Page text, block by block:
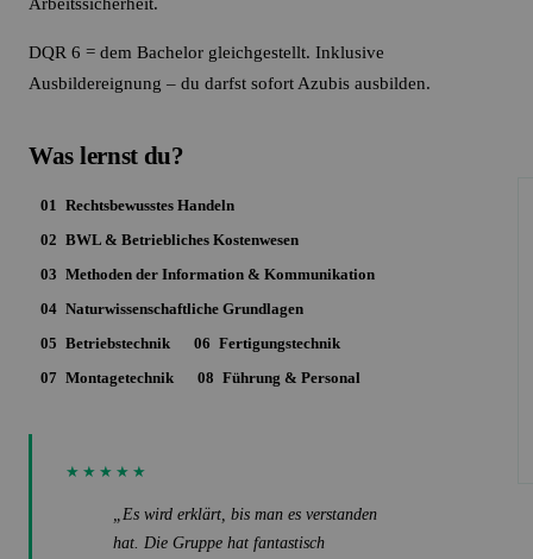
Arbeitssicherheit.
DQR 6 = dem Bachelor gleichgestellt. Inklusive
Ausbildereignung – du darfst sofort Azubis ausbilden.
Was lernst du?
01 Rechtsbewusstes Handeln
02 BWL & Betriebliches Kostenwesen
03 Methoden der Information & Kommunikation
04 Naturwissenschaftliche Grundlagen
05 Betriebstechnik 06 Fertigungstechnik
07 Montagetechnik 08 Führung & Personal
★★★★★
„Es wird erklärt, bis man es verstanden
hat. Die Gruppe hat fantastisch